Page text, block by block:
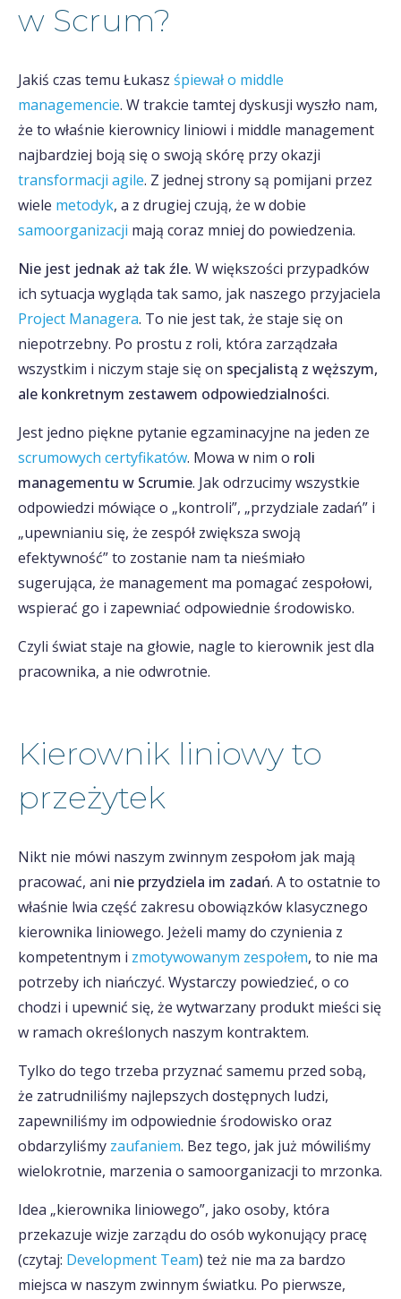
w Scrum?
Jakiś czas temu Łukasz śpiewał o middle
managemencie. W trakcie tamtej dyskusji wyszło nam,
że to właśnie kierownicy liniowi i middle management
najbardziej boją się o swoją skórę przy okazji
transformacji agile. Z jednej strony są pomijani przez
wiele metodyk, a z drugiej czują, że w dobie
samoorganizacji mają coraz mniej do powiedzenia.
Nie jest jednak aż tak źle. W większości przypadków
ich sytuacja wygląda tak samo, jak naszego przyjaciela
Project Managera. To nie jest tak, że staje się on
niepotrzebny. Po prostu z roli, która zarządzała
wszystkim i niczym staje się on specjalistą z węższym,
ale konkretnym zestawem odpowiedzialności.
Jest jedno piękne pytanie egzaminacyjne na jeden ze
scrumowych certyfikatów. Mowa w nim o roli
managementu w Scrumie. Jak odrzucimy wszystkie
odpowiedzi mówiące o „kontroli”, „przydziale zadań” i
„upewnianiu się, że zespół zwiększa swoją
efektywność” to zostanie nam ta nieśmiało
sugerująca, że management ma pomagać zespołowi,
wspierać go i zapewniać odpowiednie środowisko.
Czyli świat staje na głowie, nagle to kierownik jest dla
pracownika, a nie odwrotnie.
Kierownik liniowy to
przeżytek
Nikt nie mówi naszym zwinnym zespołom jak mają
pracować, ani nie przydziela im zadań. A to ostatnie to
właśnie lwia część zakresu obowiązków klasycznego
kierownika liniowego. Jeżeli mamy do czynienia z
kompetentnym i zmotywowanym zespołem, to nie ma
potrzeby ich niańczyć. Wystarczy powiedzieć, o co
chodzi i upewnić się, że wytwarzany produkt mieści się
w ramach określonych naszym kontraktem.
Tylko do tego trzeba przyznać samemu przed sobą,
że zatrudniliśmy najlepszych dostępnych ludzi,
zapewniliśmy im odpowiednie środowisko oraz
obdarzyliśmy zaufaniem. Bez tego, jak już mówiliśmy
wielokrotnie, marzenia o samoorganizacji to mrzonka.
Idea „kierownika liniowego”, jako osoby, która
przekazuje wizje zarządu do osób wykonujący pracę
(czytaj: Development Team) też nie ma za bardzo
miejsca w naszym zwinnym światku. Po pierwsze,